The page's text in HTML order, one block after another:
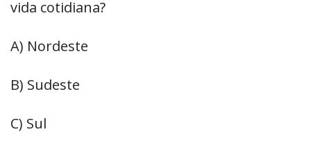
vida cotidiana?
A) Nordeste
B) Sudeste
C) Sul